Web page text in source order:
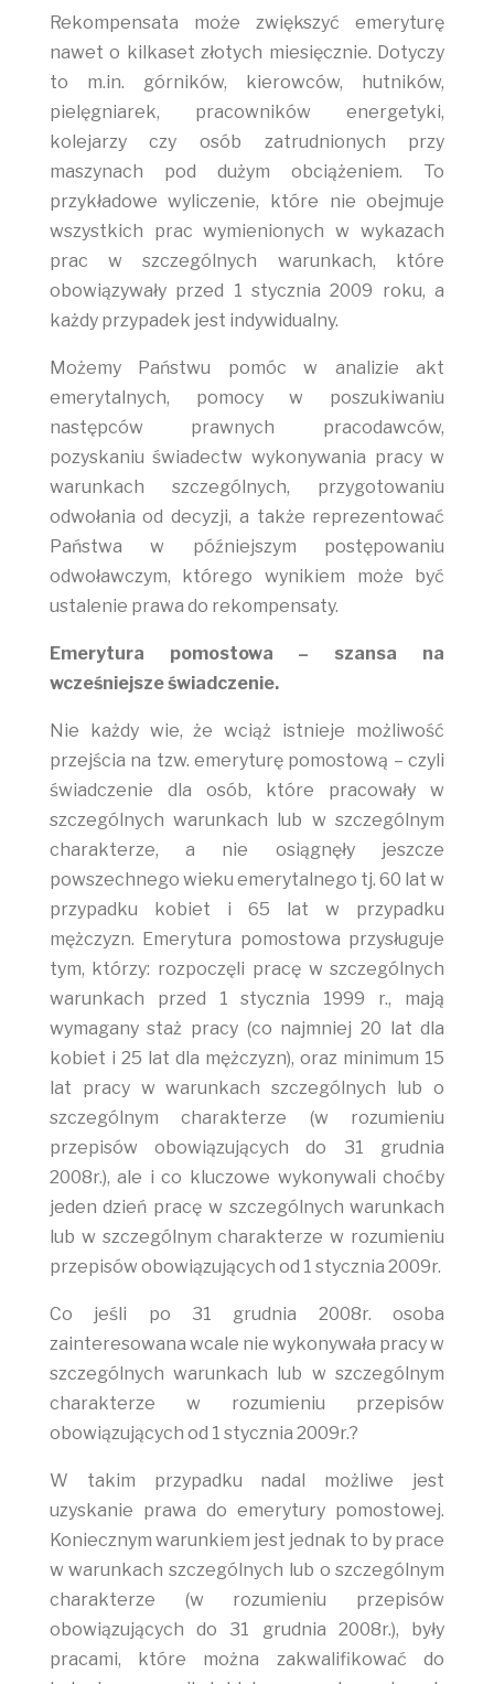
Rekompensata może zwiększyć emeryturę
nawet o kilkaset złotych miesięcznie. Dotyczy
to m.in. górników, kierowców, hutników,
pielęgniarek, pracowników energetyki,
kolejarzy czy osób zatrudnionych przy
maszynach pod dużym obciążeniem. To
przykładowe wyliczenie, które nie obejmuje
wszystkich prac wymienionych w wykazach
prac w szczególnych warunkach, które
obowiązywały przed 1 stycznia 2009 roku, a
każdy przypadek jest indywidualny.
Możemy Państwu pomóc w analizie akt
emerytalnych, pomocy w poszukiwaniu
następców prawnych pracodawców,
pozyskaniu świadectw wykonywania pracy w
warunkach szczególnych, przygotowaniu
odwołania od decyzji, a także reprezentować
Państwa w późniejszym postępowaniu
odwoławczym, którego wynikiem może być
ustalenie prawa do rekompensaty.
Emerytura pomostowa – szansa na
wcześniejsze świadczenie.
Nie każdy wie, że wciąż istnieje możliwość
przejścia na tzw. emeryturę pomostową – czyli
świadczenie dla osób, które pracowały w
szczególnych warunkach lub w szczególnym
charakterze, a nie osiągnęły jeszcze
powszechnego wieku emerytalnego tj. 60 lat w
przypadku kobiet i 65 lat w przypadku
mężczyzn. Emerytura pomostowa przysługuje
tym, którzy: rozpoczęli pracę w szczególnych
warunkach przed 1 stycznia 1999 r., mają
wymagany staż pracy (co najmniej 20 lat dla
kobiet i 25 lat dla mężczyzn), oraz minimum 15
lat pracy w warunkach szczególnych lub o
szczególnym charakterze (w rozumieniu
przepisów obowiązujących do 31 grudnia
2008r.), ale i co kluczowe wykonywali choćby
jeden dzień pracę w szczególnych warunkach
lub w szczególnym charakterze w rozumieniu
przepisów obowiązujących od 1 stycznia 2009r.
Co jeśli po 31 grudnia 2008r. osoba
zainteresowana wcale nie wykonywała pracy w
szczególnych warunkach lub w szczególnym
charakterze w rozumieniu przepisów
obowiązujących od 1 stycznia 2009r.?
W takim przypadku nadal możliwe jest
uzyskanie prawa do emerytury pomostowej.
Koniecznym warunkiem jest jednak to by prace
w warunkach szczególnych lub o szczególnym
charakterze (w rozumieniu przepisów
obowiązujących do 31 grudnia 2008r.), były
pracami, które można zakwalifikować do